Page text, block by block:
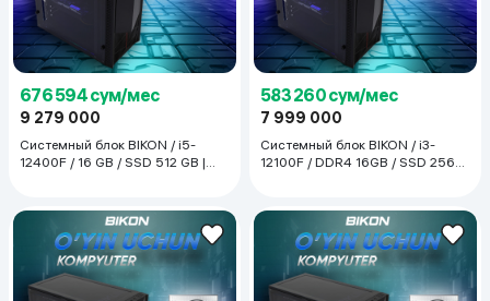
676 594 сум/мес
9 279 000
Системный блок BIKON / i5-
12400F / 16 GB / SSD 512 GB |
583 260 сум/мес
7 999 000
Системный блок BIKON / i3-
12100F / DDR4 16GB / SSD 256